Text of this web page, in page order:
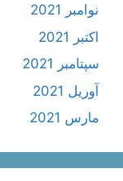
نوامبر 2021
اکتبر 2021
سپتامبر 2021
آوریل 2021
مارس 2021